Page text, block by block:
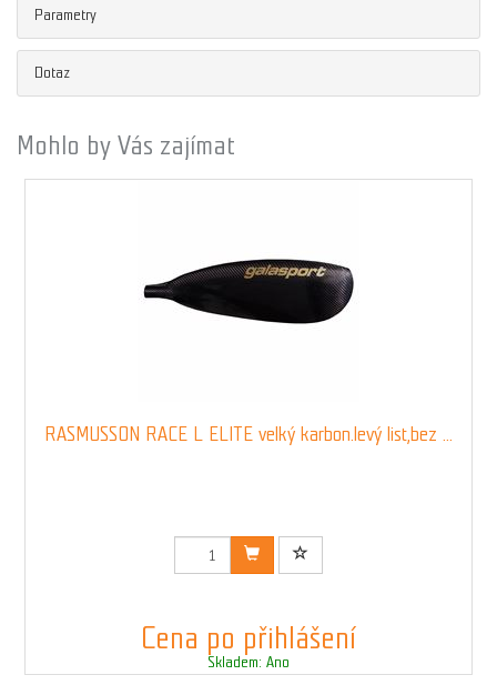
Parametry
Dotaz
Mohlo by Vás zajímat
RASMUSSON RACE L ELITE velký karbon.levý list,bez ...
Kód: 008912N
Cena po přihlášení
Skladem: Ano